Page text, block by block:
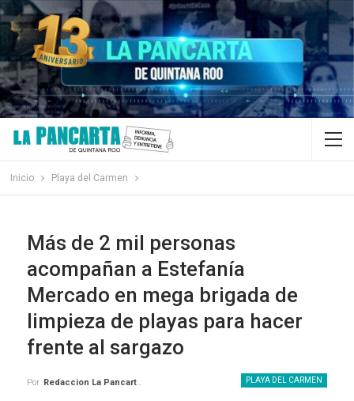
Inicio Playa del Carmen
Más de 2 mil personas
acompañan a Estefanía
Mercado en mega brigada de
limpieza de playas para hacer
frente al sargazo
PLAYA DEL CARMEN
Por Redaccion La Pancarta De Quintana Roo